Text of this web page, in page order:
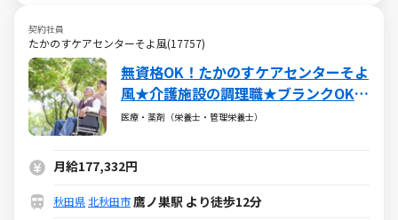
契約社員
たかのすケアセンターそよ風(17757)
無資格OK！たかのすケアセンターそよ
風★介護施設の調理職★ブランクOK・
社保完備・各種手当あり
医療・薬剤（栄養士・管理栄養士）
月給177,332円
秋田県北秋田市鷹ノ巣駅 より徒歩12分